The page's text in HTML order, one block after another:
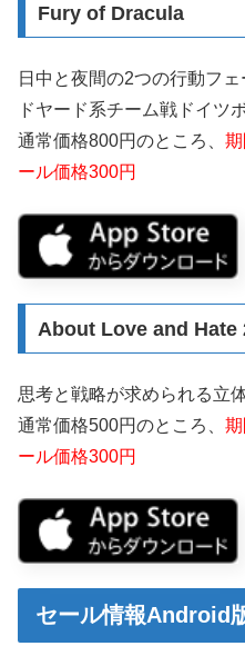
Fury of Dracula
日中と夜間の2つの行動フ
ドヤード系チーム戦ドイツ
通常価格800円のところ、
ール価格300円
About Love and Hate
思考と戦略が求められる立
通常価格500円のところ、
ール価格300円
セール情報Android